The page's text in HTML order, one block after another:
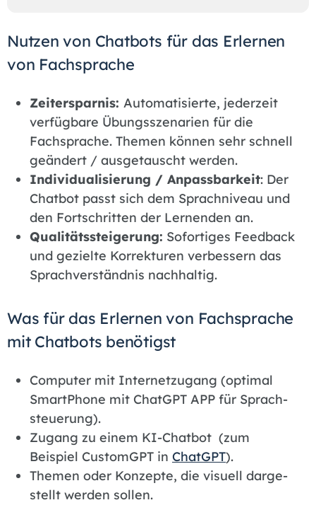
Nut­zen von Chat­bots für das Er­ler­nen
von Fach­spra­che
Zeit­er­spar­nis: Automatisierte, jederzeit
verfügbare Übungsszenarien für die
Fachsprache. Themen können sehr schnell
geändert / ausgetauscht werden.
In­di­vi­dua­li­sie­rung / An­pass­bar­keit: Der
Chatbot passt sich dem Sprachniveau und
den Fortschritten der Lernenden an.
Qua­li­täts­stei­ge­rung: Sofortiges Feedback
und gezielte Korrekturen verbessern das
Sprachverständnis nachhaltig.
Was für das Er­ler­nen von Fach­spra­che
mit Chat­bots be­nö­tigst
Com­pu­ter mit In­ter­net­zu­gang (op­ti­mal
Smart­Pho­ne mit ChatG­PT APP für Sprach­
steue­rung).
Zugang zu einem KI-Chatbot (zum
Beispiel CustomGPT in ChatG­PT).
The­men oder Kon­zep­te, die vi­su­ell dar­ge­
stellt wer­den sol­len.